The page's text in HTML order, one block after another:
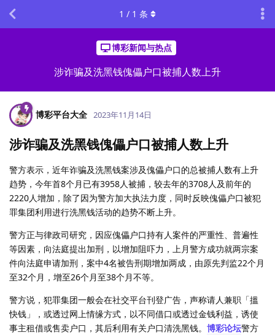
博彩新闻与热点
涉诈骗及洗黑钱傀儡户口被捕人数上升
1 / 1 条
博彩平台大全 2023年11月14日
涉诈骗及洗黑钱傀儡户口被捕人数上升
警方表示，近年诈骗及洗黑钱案涉及傀儡户口的总被捕人数有上升
趋势，今年首8个月已有3958人被捕，较去年的3708人及前年的
2220人增加，除了因为警方加大执法力度，同时反映傀儡户口被犯
罪集团利用进行洗黑钱活动的趋势不断上升。
警方正与律政司研究，因应傀儡户口持有人案件的严重性、普遍性
等因素，向法庭提出加刑，以增加阻吓力，上月警方成功就两宗案
件向法庭申请加刑，案中4名被告刑期增加两成，由原先判监22个月
至32个月，增至26个月至38个月不等。
警方说，犯罪集团一般会在社交平台刊登广告，声称请人兼职「搵
快钱」，或透过网上情缘方式，以不同借口或透过金钱利益，诱使
事主租借或售卖户口，其后利用有关户口清洗黑钱。 博彩论坛警方